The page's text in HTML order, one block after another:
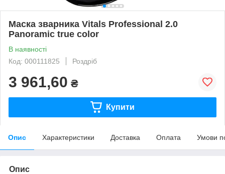
Маска зварника Vitals Professional 2.0
Panoramic true color
В наявності
Код: 000111825
Роздріб
3 961,60 ₴
Купити
Опис Характеристики Доставка Оплата Умови
Опис